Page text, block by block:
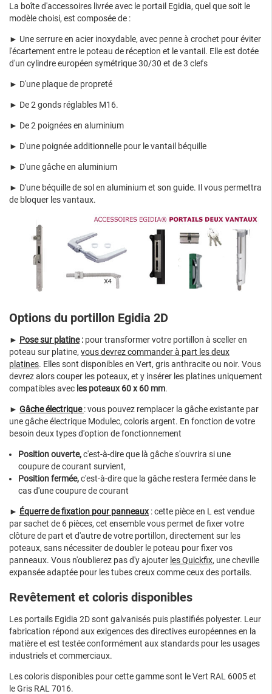
La boîte d'accessoires livrée avec le portail Egidia, quel que soit le
modèle choisi, est composée de :
► Une serrure en acier inoxydable, avec penne à crochet pour éviter
l'écartement entre le poteau de réception et le vantail. Elle est dotée
d'un cylindre européen symétrique 30/30 et de 3 clefs
► D'une plaque de propreté
► De 2 gonds réglables M16.
► De 2 poignées en aluminium
► D'une poignée additionnelle pour le vantail béquille
► D'une gâche en aluminium
► D'une béquille de sol en aluminium et son guide. Il vous permettra
de bloquer les vantaux.
Options du portillon Egidia 2D
► Pose sur platine: pour transformer votre portillon à sceller en
poteau sur platine, vous devrez commander à part les deux
platines. Elles sont disponibles en Vert, gris anthracite ou noir. Vous
devrez alors couper les poteaux, et y insérer les platines uniquement
compatibles avec les poteaux 60 x 60 mm.
► Gâche électrique : vous pouvez remplacer la gâche existante par
une gâche électrique Modulec, coloris argent. En fonction de votre
besoin deux types d'option de fonctionnement
Position ouverte,c'est-à-dire que là gâche s'ouvrira si une
coupure de courant survient,
Position fermée,c'est-à-dire que la gâche restera fermée dans le
cas d'une coupure de courant
► Équerre de fixation pour panneaux :cette pièce en L est vendue
par sachet de 6 pièces, cet ensemble vous permet de fixer votre
clôture de part et d'autre de votre portillon, directement sur les
poteaux, sans nécessiter de doubler le poteau pour fixer vos
panneaux. Vous n'oublierez pas d'y ajouter les Quickfix, une cheville
expansée adaptée pour les tubes creux comme ceux des portails.
Revêtement et coloris disponibles
Les portails Egidia 2D sont galvanisés puis plastifiés polyester. Leur
fabrication répond aux exigences des directives européennes en la
matière et est testée conformément aux standards pour les usages
industriels et commerciaux.
Les coloris disponibles pour cette gamme sont le Vert RAL 6005 et
le Gris RAL 7016.